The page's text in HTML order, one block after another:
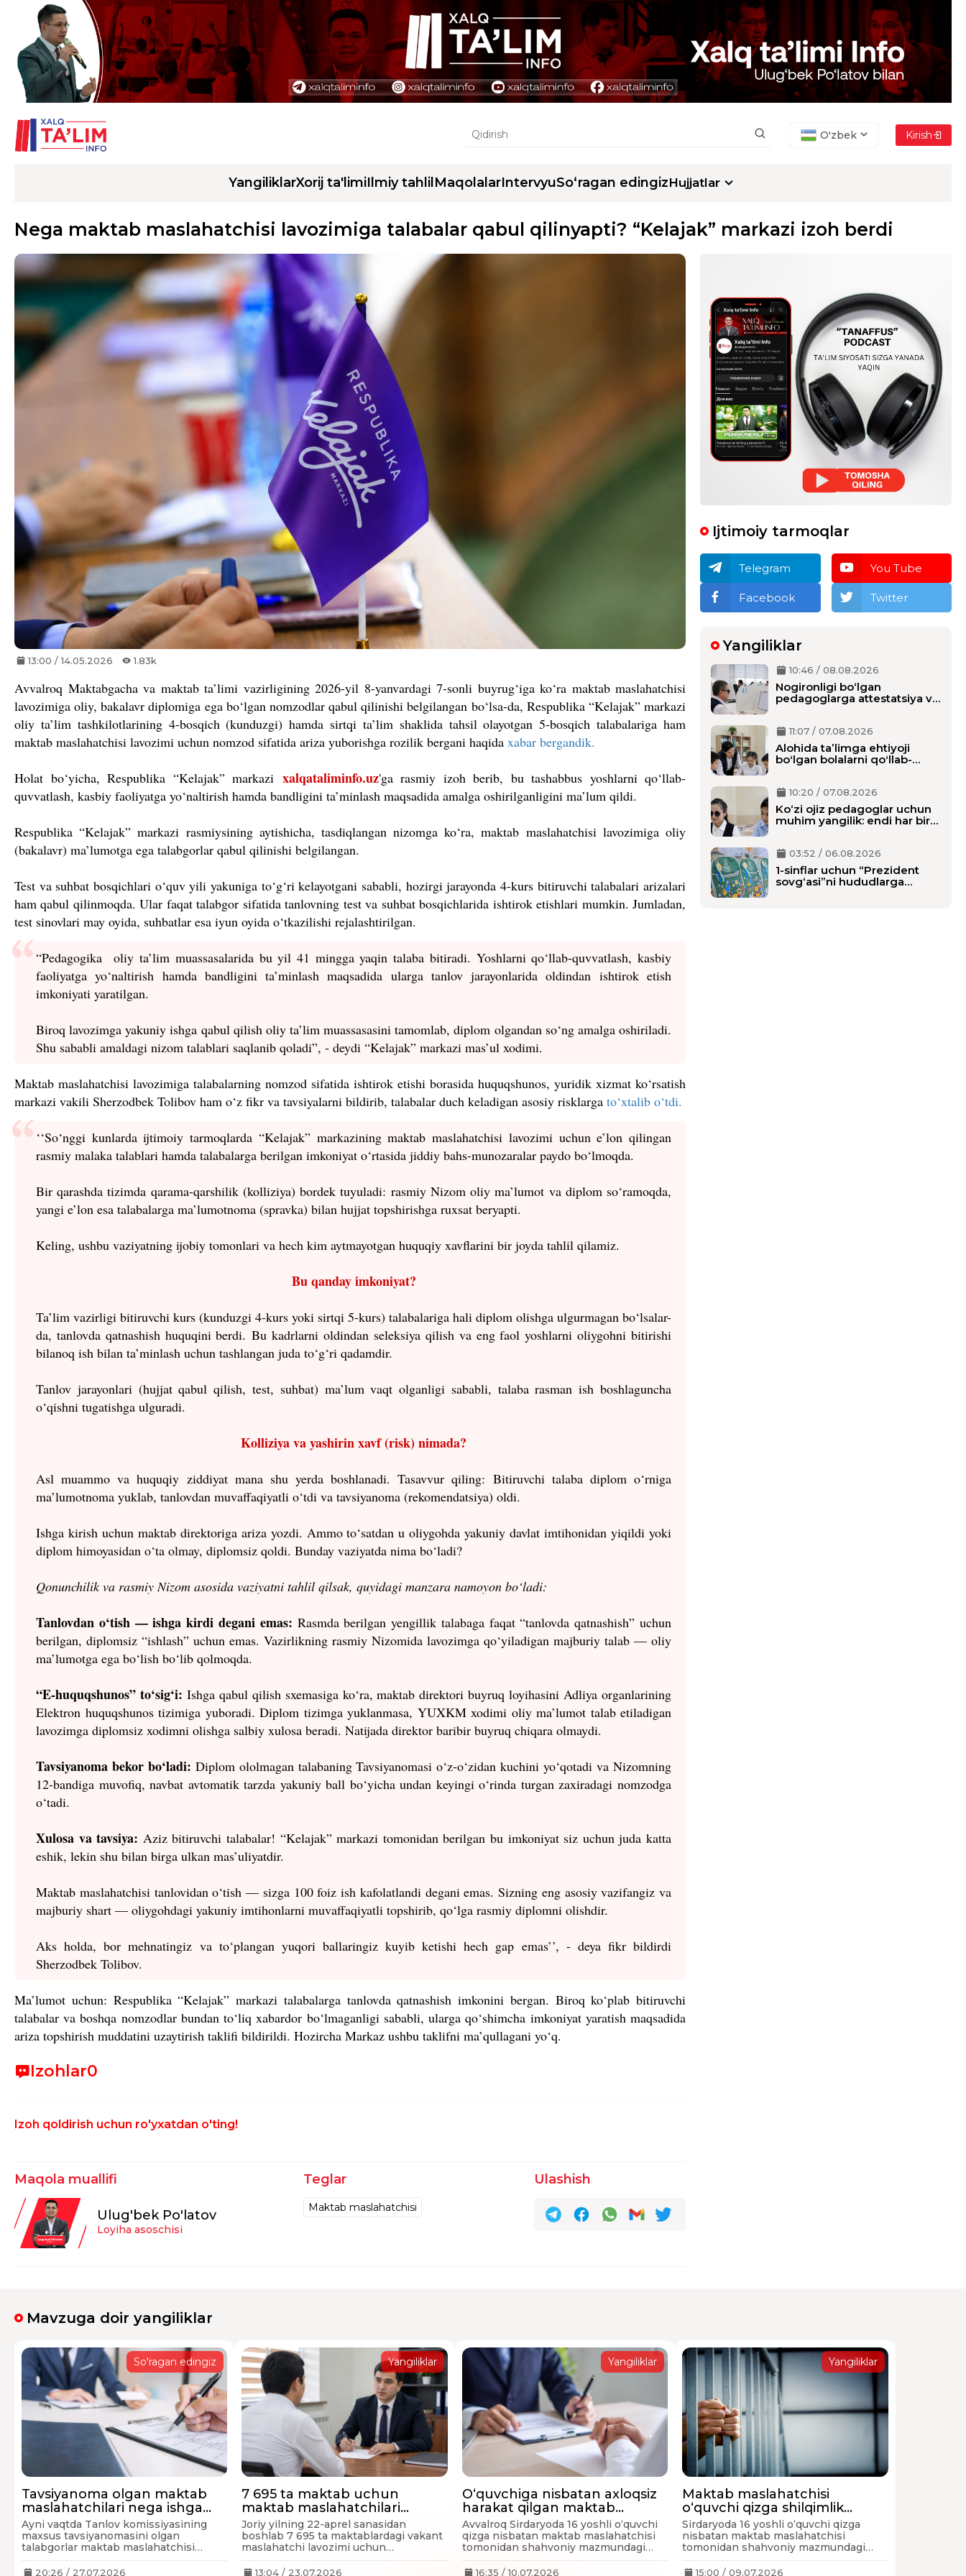
O'zbek Kirish
YangiliklarXorij ta'limiIlmiy tahlil MaqolalarIntervyuSo‘ragan edingizHujjatlar
Nega maktab maslahatchisi lavozimiga talabalar qabul qilinyapti? “Kelajak” markazi izoh berdi
13:00 / 14.05.2026 1.83k
Avvalroq Maktabgacha va maktab ta’limi vazirligining 2026-yil 8-yanvardagi 7-sonli buyrug‘iga ko‘ra maktab maslahatchisi
lavozimiga oliy, bakalavr diplomiga ega bo‘lgan nomzodlar qabul qilinishi belgilangan bo‘lsa-da, Respublika “Kelajak” markazi
oliy ta’lim tashkilotlarining 4-bosqich (kunduzgi) hamda sirtqi ta’lim shaklida tahsil olayotgan 5-bosqich talabalariga ham
maktab maslahatchisi lavozimi uchun nomzod sifatida ariza yuborishga rozilik bergani haqida xabar bergandik.
Holat bo‘yicha, Respublika “Kelajak” markazi xalqataliminfo.uz'ga rasmiy izoh berib, bu tashabbus yoshlarni qo‘llab-
quvvatlash, kasbiy faoliyatga yo‘naltirish hamda bandligini ta’minlash maqsadida amalga oshirilganligini ma’lum qildi.
Respublika “Kelajak” markazi rasmiysining aytishicha, tasdiqlangan nizomga ko‘ra, maktab maslahatchisi lavozimiga oliy
(bakalavr) ma’lumotga ega talabgorlar qabul qilinishi belgilangan.
Test va suhbat bosqichlari o‘quv yili yakuniga to‘g‘ri kelayotgani sababli, hozirgi jarayonda 4-kurs bitiruvchi talabalari arizalari
ham qabul qilinmoqda. Ular faqat talabgor sifatida tanlovning test va suhbat bosqichlarida ishtirok etishlari mumkin. Jumladan,
test sinovlari may oyida, suhbatlar esa iyun oyida o‘tkazilishi rejalashtirilgan.
“Pedagogika oliy ta’lim muassasalarida bu yil 41 mingga yaqin talaba bitiradi. Yoshlarni qo‘llab-quvvatlash, kasbiy
faoliyatga yo‘naltirish hamda bandligini ta’minlash maqsadida ularga tanlov jarayonlarida oldindan ishtirok etish
imkoniyati yaratilgan.
Biroq lavozimga yakuniy ishga qabul qilish oliy ta’lim muassasasini tamomlab, diplom olgandan so‘ng amalga oshiriladi.
Shu sababli amaldagi nizom talablari saqlanib qoladi”, - deydi “Kelajak” markazi mas’ul xodimi.
Maktab maslahatchisi lavozimiga talabalarning nomzod sifatida ishtirok etishi borasida huquqshunos, yuridik xizmat ko‘rsatish
markazi vakili Sherzodbek Tolibov ham o‘z fikr va tavsiyalarni bildirib, talabalar duch keladigan asosiy risklarga to‘xtalib o‘tdi.
‘‘So‘nggi kunlarda ijtimoiy tarmoqlarda “Kelajak” markazining maktab maslahatchisi lavozimi uchun e’lon qilingan
rasmiy malaka talablari hamda talabalarga berilgan imkoniyat o‘rtasida jiddiy bahs-munozaralar paydo bo‘lmoqda.
Bir qarashda tizimda qarama-qarshilik (kolliziya) bordek tuyuladi: rasmiy Nizom oliy ma’lumot va diplom so‘ramoqda,
yangi e’lon esa talabalarga ma’lumotnoma (spravka) bilan hujjat topshirishga ruxsat beryapti.
Keling, ushbu vaziyatning ijobiy tomonlari va hech kim aytmayotgan huquqiy xavflarini bir joyda tahlil qilamiz.
Bu qanday imkoniyat?
Ta’lim vazirligi bitiruvchi kurs (kunduzgi 4-kurs yoki sirtqi 5-kurs) talabalariga hali diplom olishga ulgurmagan bo‘lsalar-
da, tanlovda qatnashish huquqini berdi.Bu kadrlarni oldindan seleksiya qilish va eng faol yoshlarni oliygohni bitirishi
bilanoq ish bilan ta’minlash uchun tashlangan juda to‘g‘ri qadamdir.
Tanlov jarayonlari (hujjat qabul qilish, test, suhbat) ma’lum vaqt olganligi sababli, talaba rasman ish boshlaguncha
o‘qishni tugatishga ulguradi.
Kolliziya va yashirin xavf (risk) nimada?
Asl muammo va huquqiy ziddiyat mana shu yerda boshlanadi. Tasavvur qiling: Bitiruvchi talaba diplom o‘rniga
ma’lumotnoma yuklab, tanlovdan muvaffaqiyatli o‘tdi va tavsiyanoma (rekomendatsiya) oldi.
Ishga kirish uchun maktab direktoriga ariza yozdi. Ammo to‘satdan u oliygohda yakuniy davlat imtihonidan yiqildi yoki
diplom himoyasidan o‘ta olmay, diplomsiz qoldi. Bunday vaziyatda nima bo‘ladi?
Qonunchilik va rasmiy Nizom asosida vaziyatni tahlil qilsak, quyidagi manzara namoyon bo‘ladi:
Tanlovdan o‘tish — ishga kirdi degani emas: Rasmda berilgan yengillik talabaga faqat “tanlovda qatnashish” uchun
berilgan, diplomsiz “ishlash” uchun emas. Vazirlikning rasmiy Nizomida lavozimga qo‘yiladigan majburiy talab — oliy
ma’lumotga ega bo‘lish bo‘lib qolmoqda.
“E-huquqshunos” to‘sig‘i: Ishga qabul qilish sxemasiga ko‘ra, maktab direktori buyruq loyihasini Adliya organlarining
Elektron huquqshunos tizimiga yuboradi. Diplom tizimga yuklanmasa, YUXKM xodimi oliy ma’lumot talab etiladigan
lavozimga diplomsiz xodimni olishga salbiy xulosa beradi. Natijada direktor baribir buyruq chiqara olmaydi.
Tavsiyanoma bekor bo‘ladi: Diplom ololmagan talabaning Tavsiyanomasi o‘z-o‘zidan kuchini yo‘qotadi va Nizomning
12-bandiga muvofiq, navbat avtomatik tarzda yakuniy ball bo‘yicha undan keyingi o‘rinda turgan zaxiradagi nomzodga
o‘tadi.
Xulosa va tavsiya: Aziz bitiruvchi talabalar! “Kelajak” markazi tomonidan berilgan bu imkoniyat siz uchun juda katta
eshik, lekin shu bilan birga ulkan mas’uliyatdir.
Maktab maslahatchisi tanlovidan o‘tish — sizga 100 foiz ish kafolatlandi degani emas. Sizning eng asosiy vazifangiz va
majburiy shart — oliygohdagi yakuniy imtihonlarni muvaffaqiyatli topshirib, qo‘lga rasmiy diplomni olishdir.
Aks holda, bor mehnatingiz va to‘plangan yuqori ballaringiz kuyib ketishi hech gap emas’’, - deya fikr bildirdi
Sherzodbek Tolibov.
Ma’lumot uchun: Respublika “Kelajak” markazi talabalarga tanlovda qatnashish imkonini bergan. Biroq ko‘plab bitiruvchi
talabalar va boshqa nomzodlar bundan to‘liq xabardor bo‘lmaganligi sababli, ularga qo‘shimcha imkoniyat yaratish maqsadida
ariza topshirish muddatini uzaytirish taklifi bildirildi. Hozircha Markaz ushbu taklifni ma’qullagani yo‘q.
Izohlar0
Izoh qoldirish uchun ro'yxatdan o'ting!
Maqola muallifi
Ulug'bek Po'latov
Loyiha asoschisi
Teglar
Maktab maslahatchisi
Ulashish
Ijtimoiy tarmoqlar
Telegram You Tube
Facebook Twitter
Yangiliklar
10:46 / 08.08.2026
Nogironligi bo‘lgan
pedagoglarga attestatsiya va
11:07 / 07.08.2026
Alohida taʼlimga ehtiyoji
boʻlgan bolalarni qoʻllab-
10:20 / 07.08.2026
Ko‘zi ojiz pedagoglar uchun
muhim yangilik: endi har bir
03:52 / 06.08.2026
1-sinflar uchun “Prezident
sovg‘asi”ni hududlarga
Mavzuga doir yangiliklar
So'ragan edingiz
Tavsiyanoma olgan maktab
maslahatchilari nega ishga
kirolmayapti? Qanday
yechimlar bor?
Ayni vaqtda Tanlov komissiyasining
maxsus tavsiyanomasini olgan
talabgorlar maktab maslahatchisi
Ammo, kichik muammo kelib chiqdi.
20:26 / 27.07.2026
Yangiliklar
7 695 ta maktab uchun
maktab maslahatchilari
saralab olindi
Joriy yilning 22-aprel sanasidan
boshlab 7 695 ta maktablardagi vakant
maslahatchi lavozimi uchun
tanlovga start berilgandi.
13:04 / 23.07.2026
Yangiliklar
O‘quvchiga nisbatan axloqsiz
harakat qilgan maktab
maslahatchisi ishdan olinadi —
"Kelajak" markazi
Avvalroq Sirdaryoda 16 yoshli o‘quvchi
qizga nisbatan maktab maslahatchisi
tomonidan shahvoniy mazmundagi
xabarlar yuborilgani haqida xabar
bergandik.
16:35 / 10.07.2026
Yangiliklar
Maktab maslahatchisi
o‘quvchi qizga shilqimlik
qilgani uchun besh sutkaga
qamaldi
Sirdaryoda 16 yoshli o‘quvchi qizga
nisbatan maktab maslahatchisi
tomonidan shahvoniy mazmundagi
jinoyat ishlari bo‘yicha sudda ko‘rib
15:00 / 09.07.2026